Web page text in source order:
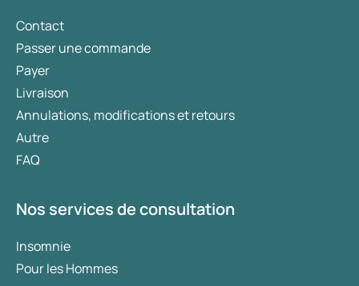
Contact
Passer une commande
Payer
Livraison
Annulations, modifications et retours
Autre
FAQ
Nos services de consultation
Insomnie
Pour les Hommes